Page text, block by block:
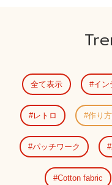
全て表示 イン
レトロ 作り
パッチワーク
Cotton fabric